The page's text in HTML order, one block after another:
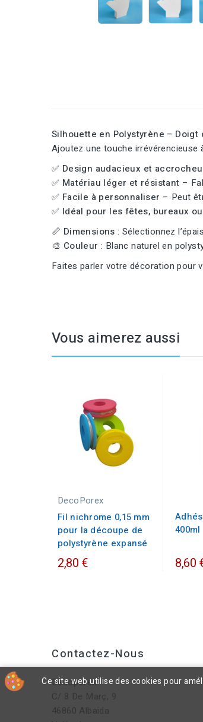
Silhouette en Polystyrène – Doigt
Ajoutez une touche irrévérencieuse
✅ Design audacieux et
✅ Matériau léger et résistant –
✅ Facile à personnaliser – Peut
✅ Idéal pour les fêtes, bureaux
📏 Dimensions : Sélectionnez
🎨 Couleur : Blanc naturel en
Faites parler votre décoration pour
Vous aimerez aussi
DecoPorex
Fil nichrome 0,15 mm
pour la découpe de
polystyrène expansé
2,80 €
400ml
8,60
Contactez-Nous
Decoporex
C/ 8 De Març, 9
46860 Albaida
Ce site web utilise des cookies pour